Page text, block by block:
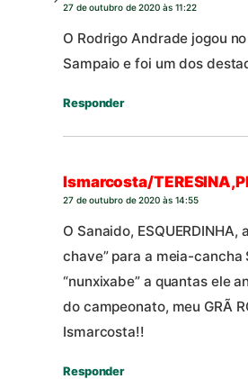
27 de outubro de 2020 às 11:22
O Rodrigo Andrade jogou
Sampaio e foi um dos
Responder
Ismarcosta/
27 de outubro de 2020 às 14:55
O Sanaido,
chave” para a meia-cancha
“nunxixabe” a quantas ele
do campeonato, meu GRÃ
Ismarcosta!!
Responder